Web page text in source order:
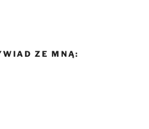
ZE MNĄ: